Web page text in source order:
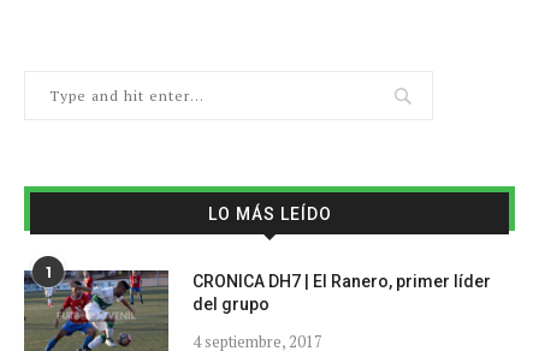
LO MÁS LEÍDO
1
CRONICA DH7 | El Ranero, primer líder
del grupo
4 septiembre, 2017